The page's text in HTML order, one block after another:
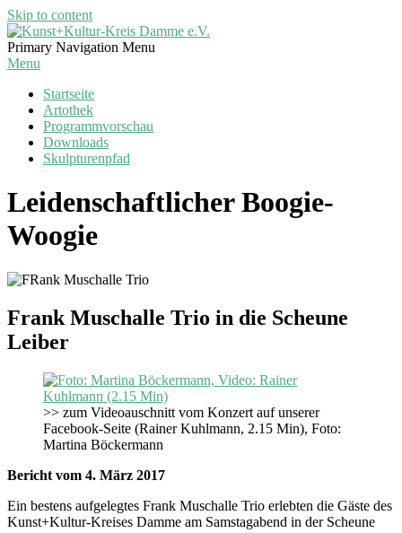
Skip to content
Kunst+Kultur-
Kreis
Primary Navigation Menu
Menu
Startseite
Artothek
Programmvorschau
Downloads
Skulpturenpfad
Leidenschaftlicher Boogie-
Woogie
Frank Muschalle Trio in die Scheune
Leiber
>> zum Videoauschnitt vom Konzert auf unserer
Facebook-Seite (Rainer Kuhlmann, 2.15 Min), Foto:
Martina Böckermann
Bericht vom 4. März 2017
Ein bestens aufgelegtes Frank Muschalle Trio erlebten die Gäste des
Kunst+Kultur-Kreises Damme am Samstagabend in der Scheune